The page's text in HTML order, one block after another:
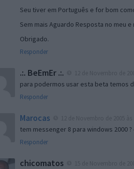
Seu tiver em Português e for bom
Sem mais Aguardo Resposta no meu e
Obrigado.
Responder
.:. BeEmEr .:.
para podermos usar esta beta temos
Responder
Marocas
tem messenger 8 para windows 2000
Responder
chicomatos